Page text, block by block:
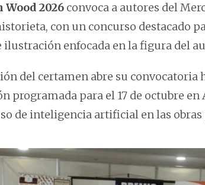
Wood 2026 convoca a autores del
con un concurso destacado
ilustración enfocada en la figura del
del certamen abre su convocatoria
programada para el 17 de octubre en
de inteligencia artificial en las